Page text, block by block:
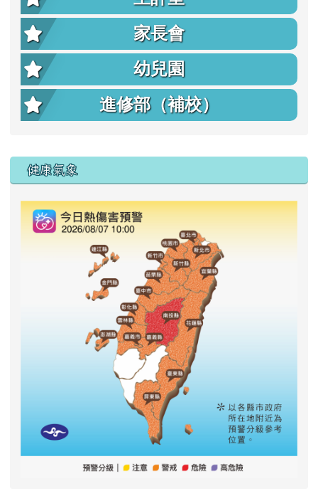
家長會
幼兒園
進修部（補校）
右邊區域內容
健康氣象